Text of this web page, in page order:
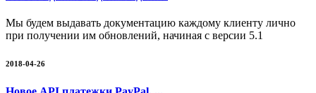
Мы будем выдавать документацию каждому клиенту лично
при получении им обновлений, начиная с версии 5.1
2018-04-26